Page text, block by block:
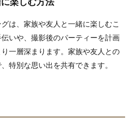
楽しむ方法
は、家族や友人と一緒に楽しむこ
いや、撮影後のパーティーを計画
一層深まります。家族や友人との
特別な思い出を共有できます。